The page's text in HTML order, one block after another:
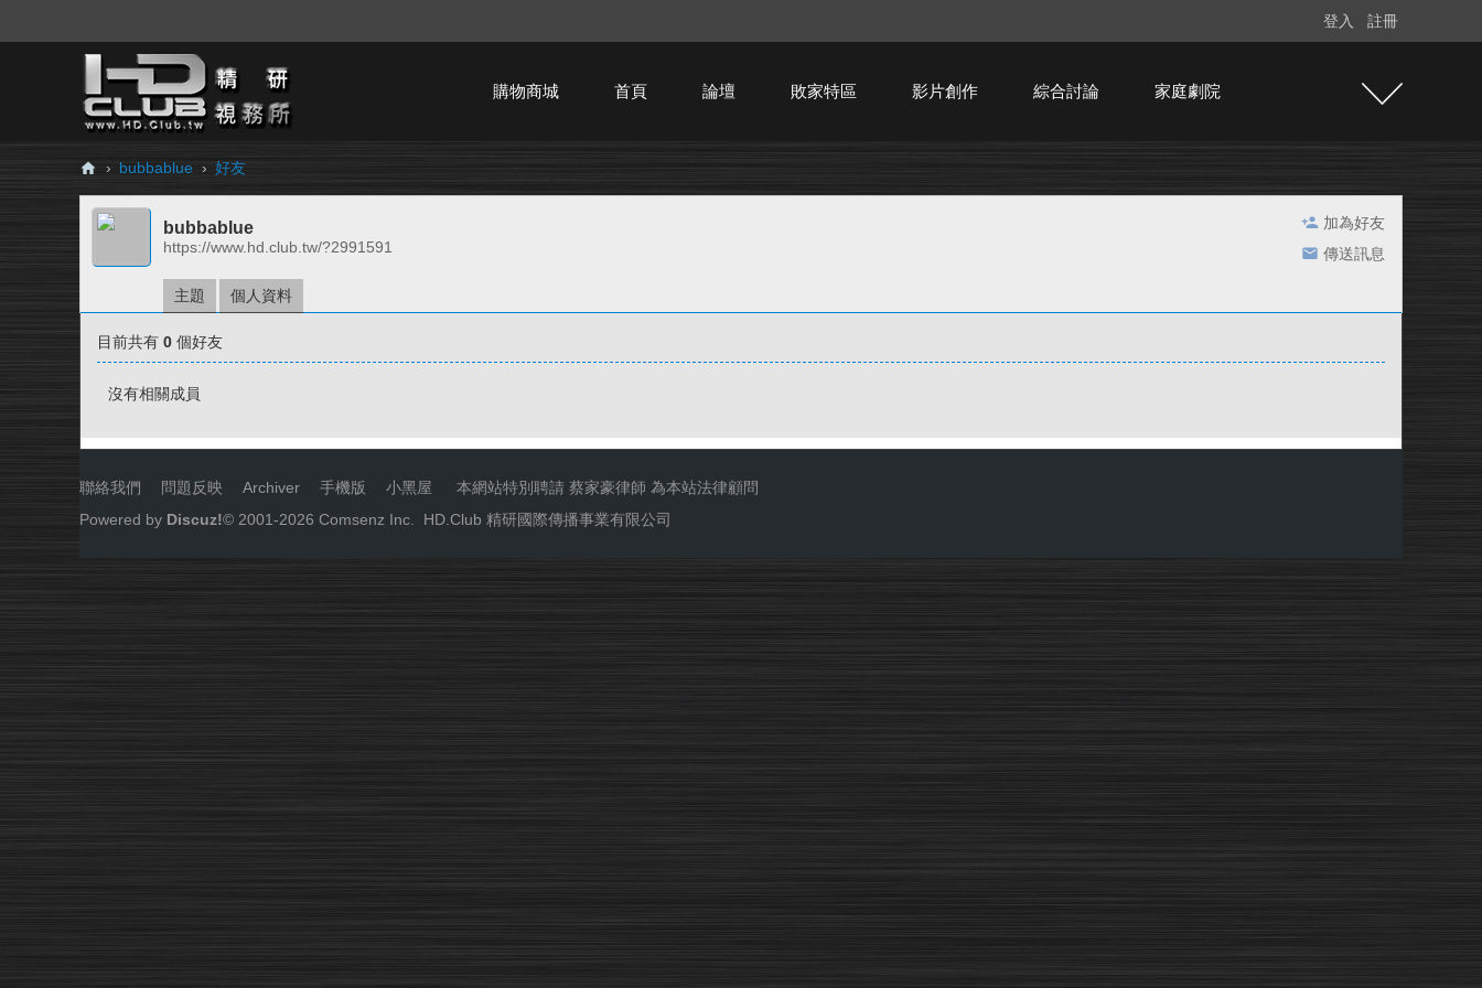
登入 註冊
購物商城 首頁 論壇 敗家特區 影片創作 綜合討論 家庭劇院
H
Cl
所
› bubbablue › 好友
加為好友
傳送訊息
bubbablue
https://www.hd.club.tw/?2991591
主題 個人資料
目前共有 0 個好友
沒有相關成員
聯絡我們 問題反映 Archiver 手機版 小黑屋 本網站特別聘請 蔡家豪律師 為本站法律顧問
Powered by Discuz!© 2001-2026 Comsenz Inc. HD.Club 精研國際傳播事業有限公司